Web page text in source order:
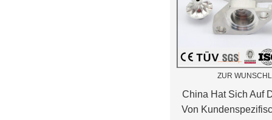
ZUR
China Hat Sich Auf
Von